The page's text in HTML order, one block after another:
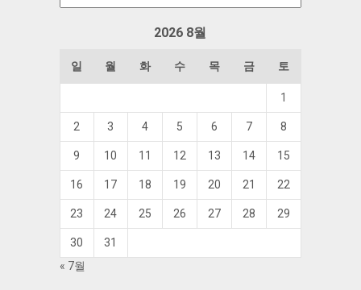
2026 8월
일 월 화 수 목 금 토
1
2 3 4 5 6 7 8
9 10 11 12 13 14 15
16 17 18 19 20 21 22
23 24 25 26 27 28 29
30
31
« 7월